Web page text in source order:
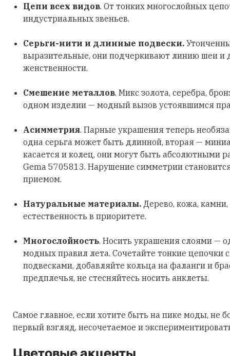
Цепи всех видов. От тонких многослойных
индустриальных звеньев.
Серьги-нити и длинные подвески.
выразительные, они подчеркивают линию шеи и
женственности.
Смешение металлов. Микс золота, серебра,
одном изделии — модный вызов устоявшимся
Асимметрия. Парные украшения теперь
одна серьга может быть длинной, вторая —
касается и колец, они могут быть абсолютными
Gema 5705813. Нарушение симметрии
приемом.
Натуральные материалы. Дерево, кожа,
естественность в приоритете.
Многослойность. Носить украшения слоями —
модных правил лета. Сочетайте тонкие цепочки
подвесками, добавляйте кольца на фаланги и
предплечья, не стесняйтесь носить анклеты.
Самое главное, если хотите быть на пике моды, не
первый взгляд, несочетаемое и